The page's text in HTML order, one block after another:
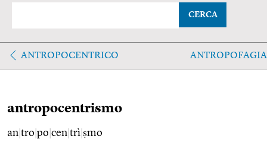
CERCA
ANTROPOCENTRICO ANTROPOFAGIA
antropocentrismo
an tro po cen trì ṣmo